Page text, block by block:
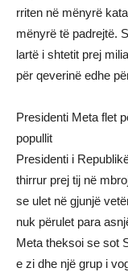
rriten në mënyrë
mënyrë të padrejtë.
lartë i shtetit prej
për qeverinë edhe
Presidenti Meta flet
popullit
Presidenti i
thirrur prej tij në
se ulet në gjunjë
nuk përulet para
Meta theksoi se sot
e zi dhe një grup i